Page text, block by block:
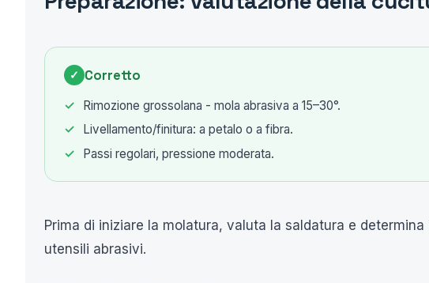
✓ Corretto
Rimozione grossolana - mola abrasiva a 15–30°.
Livellamento/finitura: a petalo o a fibra.
Passi regolari, pressione moderata.
Prima di iniziare la molatura, valuta la saldatura e
utensili abrasivi.